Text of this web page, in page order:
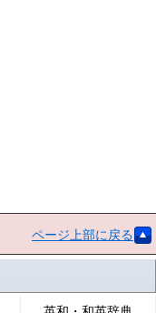
ページ上部に戻る